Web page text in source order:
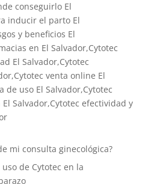
conseguirlo El
inducir el parto El
y beneficios El
en El Salvador,Cytotec
El Salvador,Cytotec
venta online El
de uso El Salvador,Cytotec
Salvador,Cytotec efectividad y
mi consulta ginecológica?
de Cytotec en la